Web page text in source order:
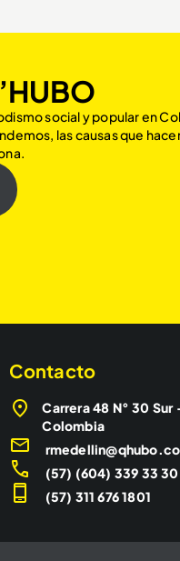
social y popular en
las causas que
Contacto
Carrera 48 N° 30
Colombia
(57) (604) 339 33 30
(57) 311 676 1801